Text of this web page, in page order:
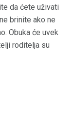
da ćete uživati
brinite ako ne
Obuka će uvek
roditelja su